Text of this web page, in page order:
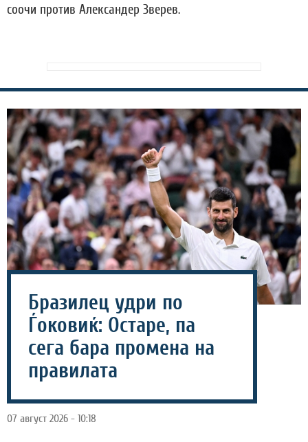
соочи против Александер Зверев.
Бразилец удри по
Ѓоковиќ: Остаре, па
сега бара промена на
правилата
07 август 2026 - 10:18